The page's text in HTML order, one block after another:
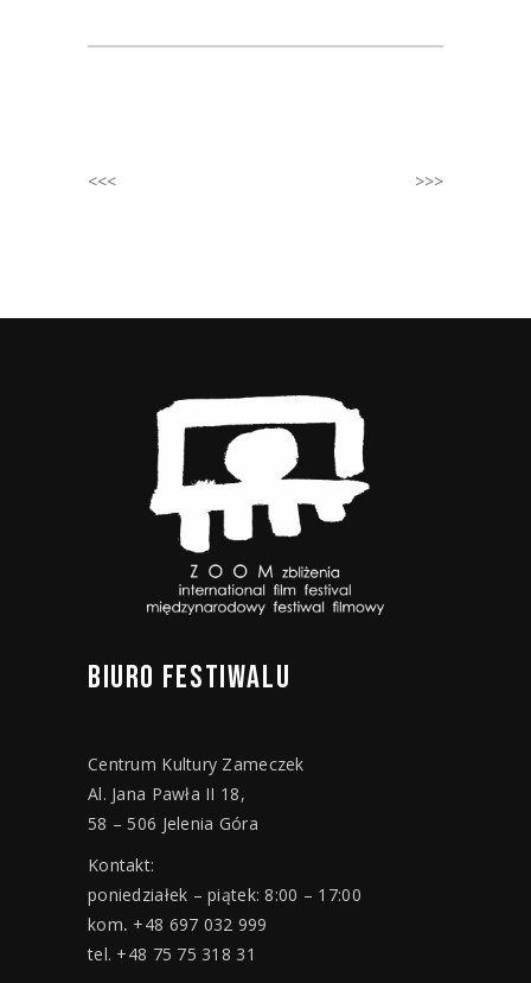
<<< >>>
BIURO FESTIWALU
Centrum Kultury Zameczek
Al. Jana Pawła II 18,
58 – 506 Jelenia Góra
Kontakt:
poniedziałek – piątek: 8:00 – 17:00
kom. +48 697 032 999
tel. +48 75 75 318 31